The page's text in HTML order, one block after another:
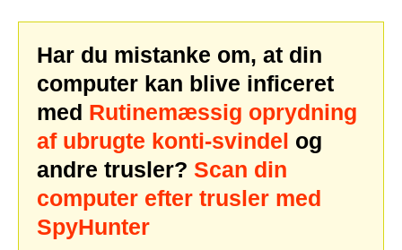
Har du mistanke om, at din
computer kan blive inficeret
med Rutinemæssig oprydning
af ubrugte konti-svindel og
andre trusler? Scan din
computer efter trusler med
SpyHunter